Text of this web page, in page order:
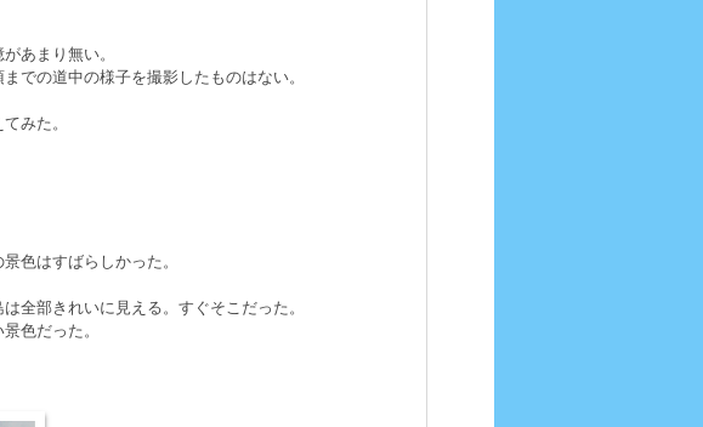
あまり無い。
での道中の様子を撮影したものはない。
みた。
色はすばらしかった。
全部きれいに見える。すぐそこだった。
色だった。